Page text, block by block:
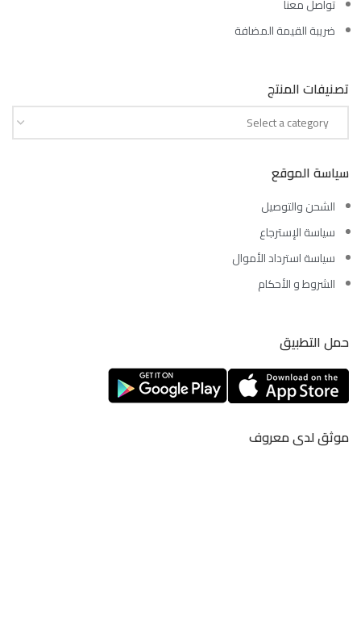
تواصل معنا
ضريبة القيمة المضافة
تصنيفات المنتج
Select a category
سياسة الموقع
الشحن والتوصيل
سياسة الإسترجاع
سياسة استرداد الأموال
الشروط و الأحكام
حمل التطبيق
موثق لدى معروف